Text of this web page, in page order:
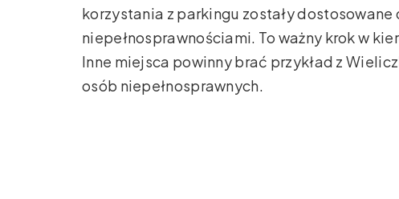
korzystania z parkingu zostały dostosowane
niepełnosprawnościami. To ważny krok w
Inne miejsca powinny brać przykład z
osób niepełnosprawnych.